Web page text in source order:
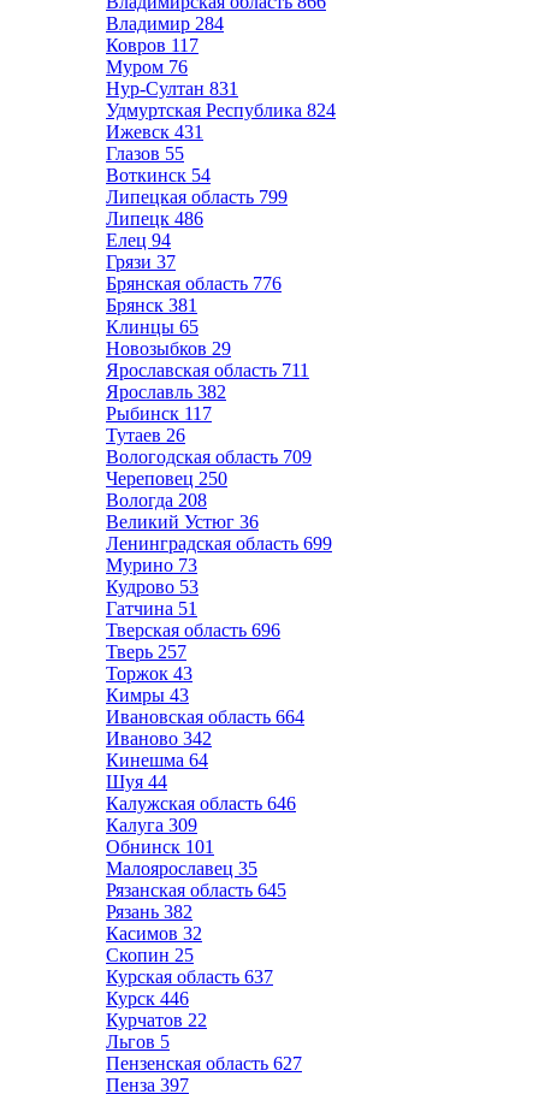
Владимир 284
Ковров 117
Муром 76
Нур-Султан 831
Удмуртская Республика 824
Ижевск 431
Глазов 55
Воткинск 54
Липецкая область 799
Липецк 486
Елец 94
Грязи 37
Брянская область 776
Брянск 381
Клинцы 65
Новозыбков 29
Ярославская область 711
Ярославль 382
Рыбинск 117
Тутаев 26
Вологодская область 709
Череповец 250
Вологда 208
Великий Устюг 36
Ленинградская область 699
Мурино 73
Кудрово 53
Гатчина 51
Тверская область 696
Тверь 257
Торжок 43
Кимры 43
Ивановская область 664
Иваново 342
Кинешма 64
Шуя 44
Калужская область 646
Калуга 309
Обнинск 101
Малоярославец 35
Рязанская область 645
Рязань 382
Касимов 32
Скопин 25
Курская область 637
Курск 446
Курчатов 22
Льгов 5
Пензенская область 627
Пенза 397